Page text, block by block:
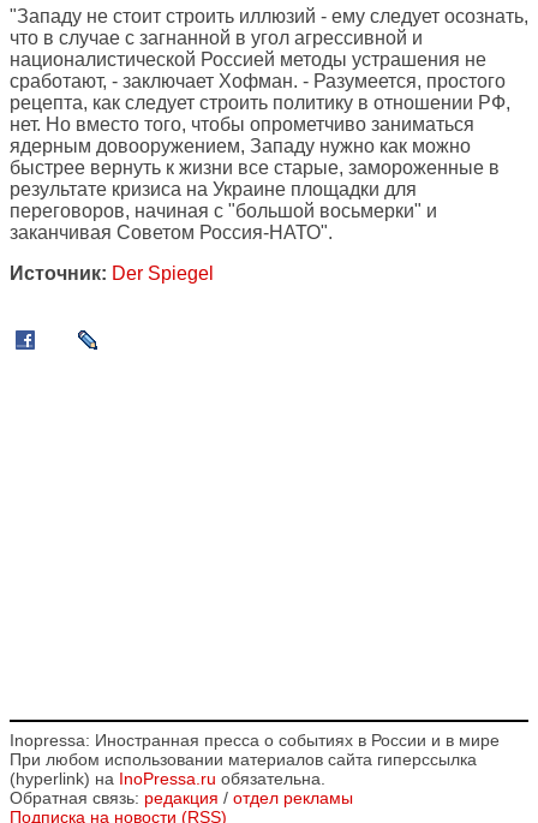
"Западу не стоит строить иллюзий - ему следует осознать,
что в случае с загнанной в угол агрессивной и
националистической Россией методы устрашения не
сработают, - заключает Хофман. - Разумеется, простого
рецепта, как следует строить политику в отношении РФ,
нет. Но вместо того, чтобы опрометчиво заниматься
ядерным довооружением, Западу нужно как можно
быстрее вернуть к жизни все старые, замороженные в
результате кризиса на Украине площадки для
переговоров, начиная с "большой восьмерки" и
заканчивая Советом Россия-НАТО".
Источник: Der Spiegel
Inopressa: Иностранная пресса о событиях в России и в мире
При любом использовании материалов сайта гиперссылка
(hyperlink) на InoPressa.ru обязательна.
Обратная связь: редакция / отдел рекламы
Подписка на новости (RSS)